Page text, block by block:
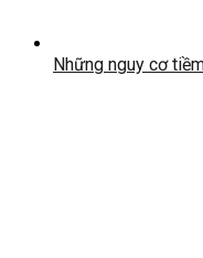
Những nguy cơ